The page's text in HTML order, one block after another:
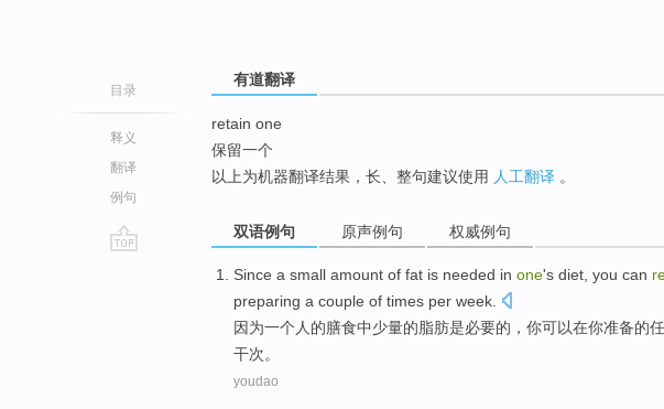
目录
释义
翻译
例句
有道翻译
retain one
保留一个
以上为机器翻译结果，长、整句建议使用 人工翻译 。
双语例句 原声例句 权威例句
Since a small amount of fat is needed in one's diet, you can
preparing a couple of times per week.
因为一个人的膳食中少量的脂肪是必要的， 你可以在你准备的
干次。
youdao